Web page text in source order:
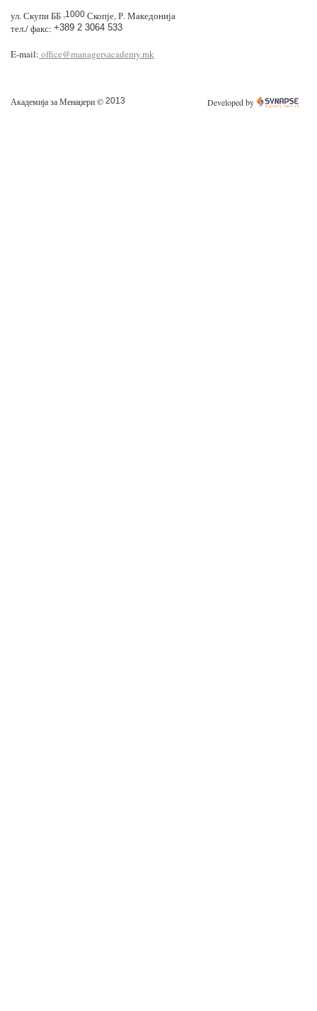
ул. Скупи ББ ,1000 Скопје, Р. Македонија
тел./ факс: +389 2 3064 533
E-mail: office@managersacademy.mk
Академија за Менаџери © 2013 Developed by